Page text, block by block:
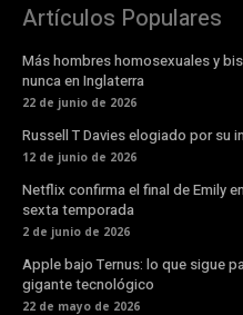
Artículos Populares
Más hombres homosexuales y
nunca en Inglaterra
22 de junio de 2026
Russell T Davies elogiado por su
12 de junio de 2026
Netflix confirma el final de Emily
sexta temporada
2 de junio de 2026
Apple bajo Ternus: lo que sigue
gigante tecnológico
22 de mayo de 2026